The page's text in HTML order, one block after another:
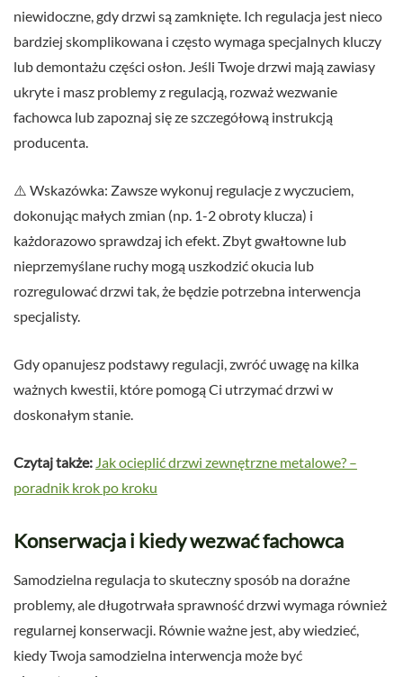
niewidoczne, gdy drzwi są zamknięte. Ich regulacja jest nieco
bardziej skomplikowana i często wymaga specjalnych kluczy
lub demontażu części osłon. Jeśli Twoje drzwi mają zawiasy
ukryte i masz problemy z regulacją, rozważ wezwanie
fachowca lub zapoznaj się ze szczegółową instrukcją
producenta.
⚠️ Wskazówka: Zawsze wykonuj regulacje z wyczuciem,
dokonując małych zmian (np. 1-2 obroty klucza) i
każdorazowo sprawdzaj ich efekt. Zbyt gwałtowne lub
nieprzemyślane ruchy mogą uszkodzić okucia lub
rozregulować drzwi tak, że będzie potrzebna interwencja
specjalisty.
Gdy opanujesz podstawy regulacji, zwróć uwagę na kilka
ważnych kwestii, które pomogą Ci utrzymać drzwi w
doskonałym stanie.
Czytaj także: Jak ocieplić drzwi zewnętrzne metalowe? –
poradnik krok po kroku
Konserwacja i kiedy wezwać fachowca
Samodzielna regulacja to skuteczny sposób na doraźne
problemy, ale długotrwała sprawność drzwi wymaga również
regularnej konserwacji. Równie ważne jest, aby wiedzieć,
kiedy Twoja samodzielna interwencja może być